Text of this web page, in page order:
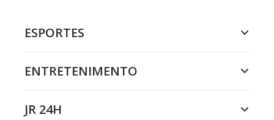
ESPORTES
ENTRETENIMENTO
JR 24H